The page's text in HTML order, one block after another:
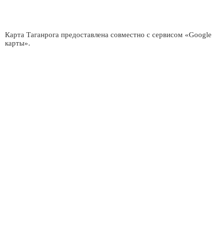
Карта Таганрога предоставлена совместно с сервисом «Google
карты».